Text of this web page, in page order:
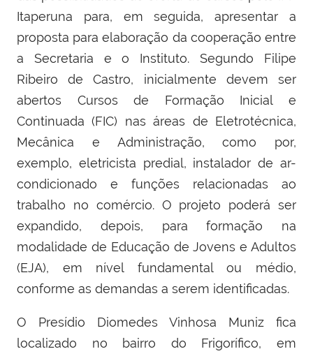
Itaperuna para, em seguida, apresentar a
proposta para elaboração da cooperação entre
a Secretaria e o Instituto. Segundo Filipe
Ribeiro de Castro, inicialmente devem ser
abertos Cursos de Formação Inicial e
Continuada (FIC) nas áreas de Eletrotécnica,
Mecânica e Administração, como por,
exemplo, eletricista predial, instalador de ar-
condicionado e funções relacionadas ao
trabalho no comércio. O projeto poderá ser
expandido, depois, para formação na
modalidade de Educação de Jovens e Adultos
(EJA), em nível fundamental ou médio,
conforme as demandas a serem identificadas.
O Presídio Diomedes Vinhosa Muniz fica
localizado no bairro do Frigorífico, em